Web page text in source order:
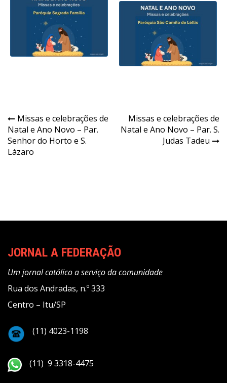
Navegação
de
Post
Missas e celebrações de
Natal e Ano Novo – Par.
Senhor do Horto e S.
Lázaro
Missas e celebrações de
Natal e Ano Novo – Par. S.
Judas Tadeu
JORNAL A FEDERAÇÃO
Um jornal católico a serviço da comunidade
Rua dos Andradas, n.º 333
Centro – Itu/SP
(11) 4023-1198
(11) 9 3318-4475